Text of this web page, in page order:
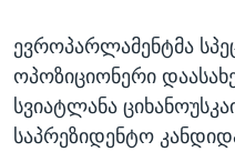
ევროპარლამენტმა
ოპოზიციონერი
სვიატლანა
საპრეზიდენტო